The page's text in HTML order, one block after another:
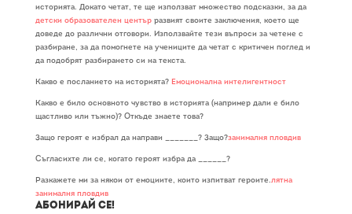
историята. Докато четат, те ще използват множество подсказки, за да
детски образователен центърразвият своите заключения, което ще
доведе до различни отговори. Използвайте тези въпроси за четене с
разбиране, за да помогнете на учениците да четат с критичен поглед и
да подобрят разбирането си на текста.
Какво е посланието на историята? Емоционална интелигентност
Какво е било основното чувство в историята (например дали е било
щастливо или тъжно)? Откъде знаете това?
Защо героят е избрал да направи _______? Защо?занималня пловдив
Съгласихте ли се, когато героят избра да ______?
Разкажете ми за някои от емоциите, които изпитват героите.лятна
занималня пловдив
Абонирай се!